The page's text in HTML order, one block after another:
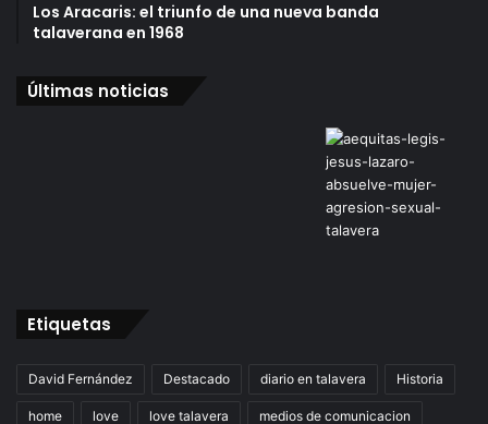
Los Aracaris: el triunfo de una nueva banda
talaverana en 1968
Últimas noticias
Etiquetas
David Fernández Destacado diario en talavera Historia
home love love talavera medios de comunicacion